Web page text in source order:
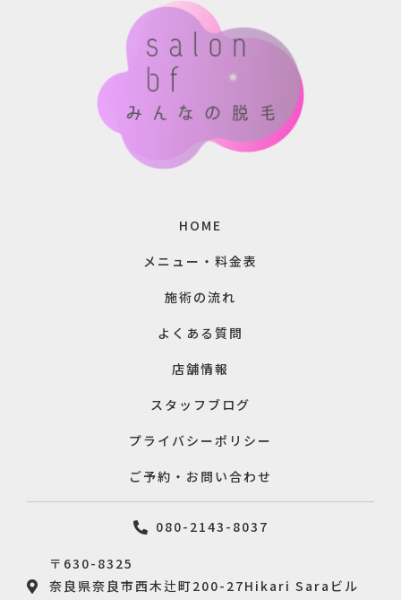
HOME
メニュー・料金表
施術の流れ
よくある質問
店舗情報
スタッフブログ
プライバシーポリシー
ご予約・お問い合わせ
080-2143-8037
〒630-8325
奈良県奈良市西木辻町200-27Hikari Saraビル